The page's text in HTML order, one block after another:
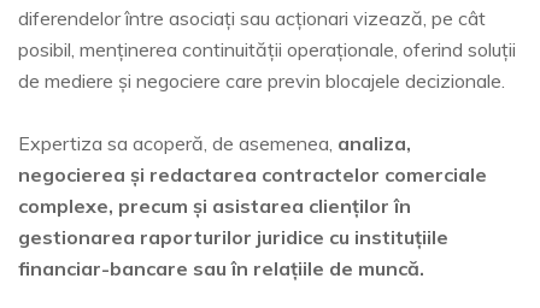
diferendelor între asociați sau acționari vizează, pe cât
posibil, menținerea continuității operaționale, oferind soluții
de mediere și negociere care previn blocajele decizionale.
Expertiza sa acoperă, de asemenea, analiza,
negocierea și redactarea contractelor comerciale
complexe, precum și asistarea clienților în
gestionarea raporturilor juridice cu instituțiile
financiar-bancare sau în relațiile de muncă.